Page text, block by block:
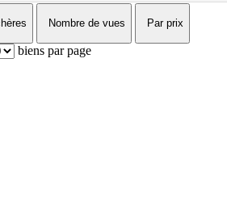
Nombre de vues Par prix
biens par page